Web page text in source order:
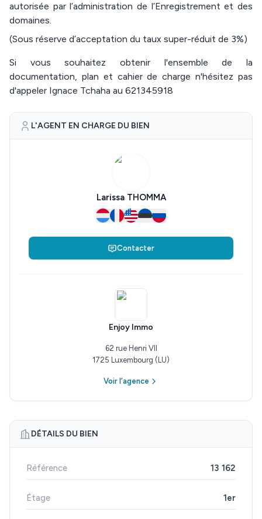
autorisée par l’administration de l’Enregistrement et des
domaines.
(Sous réserve d’acceptation du taux super-réduit de 3%)
Si vous souhaitez obtenir l'ensemble de la
documentation, plan et cahier de charge n'hésitez pas
d'appeler Ignace Tchaha au 621345918
L'AGENT EN CHARGE DU BIEN
Larissa THOMMA
Contacter
Enjoy Immo
62 rue Henri VII
1725 Luxembourg (LU)
Voir l’agence
DÉTAILS DU BIEN
Référence 13 162
Étage 1er